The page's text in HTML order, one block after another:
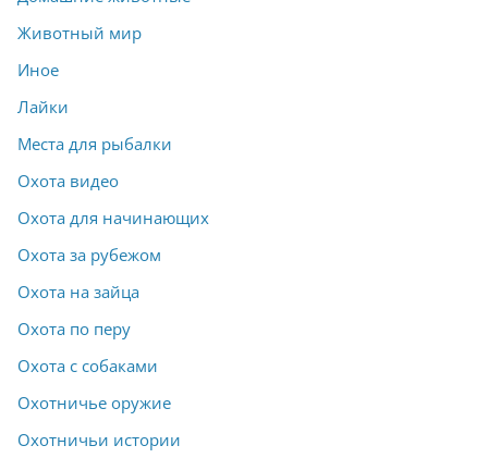
Животный мир
Иное
Лайки
Места для рыбалки
Охота видео
Охота для начинающих
Охота за рубежом
Охота на зайца
Охота по перу
Охота с собаками
Охотничье оружие
Охотничьи истории